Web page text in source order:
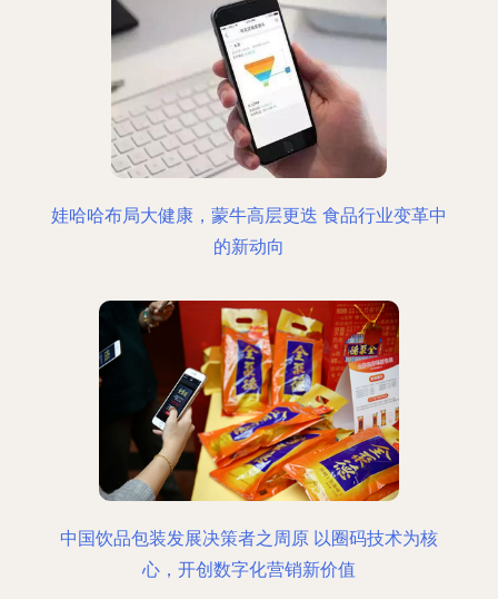
娃哈哈布局大健康，蒙牛高层更迭 食品行业变革中
的新动向
中国饮品包装发展决策者之周原 以圈码技术为核
心，开创数字化营销新价值